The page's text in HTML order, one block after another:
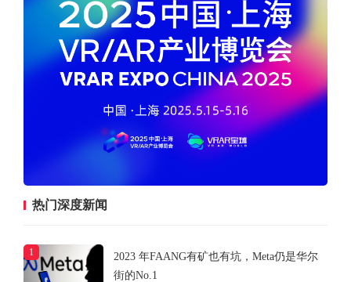
热门深度新闻
1
2023 年FAANG有矿也有坑，Meta仍是华尔
街的No.1